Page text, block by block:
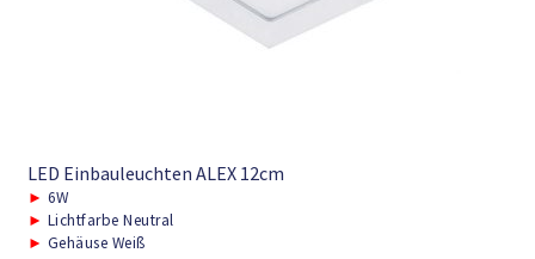
LED Einbauleuchten ALEX 12cm
► 6W
► Lichtfarbe Neutral
► Gehäuse Weiß